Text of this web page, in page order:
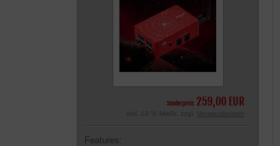
Sonderpreis 259,00 EUR
inkl. 19 % MwSt. zzgl.
Features: